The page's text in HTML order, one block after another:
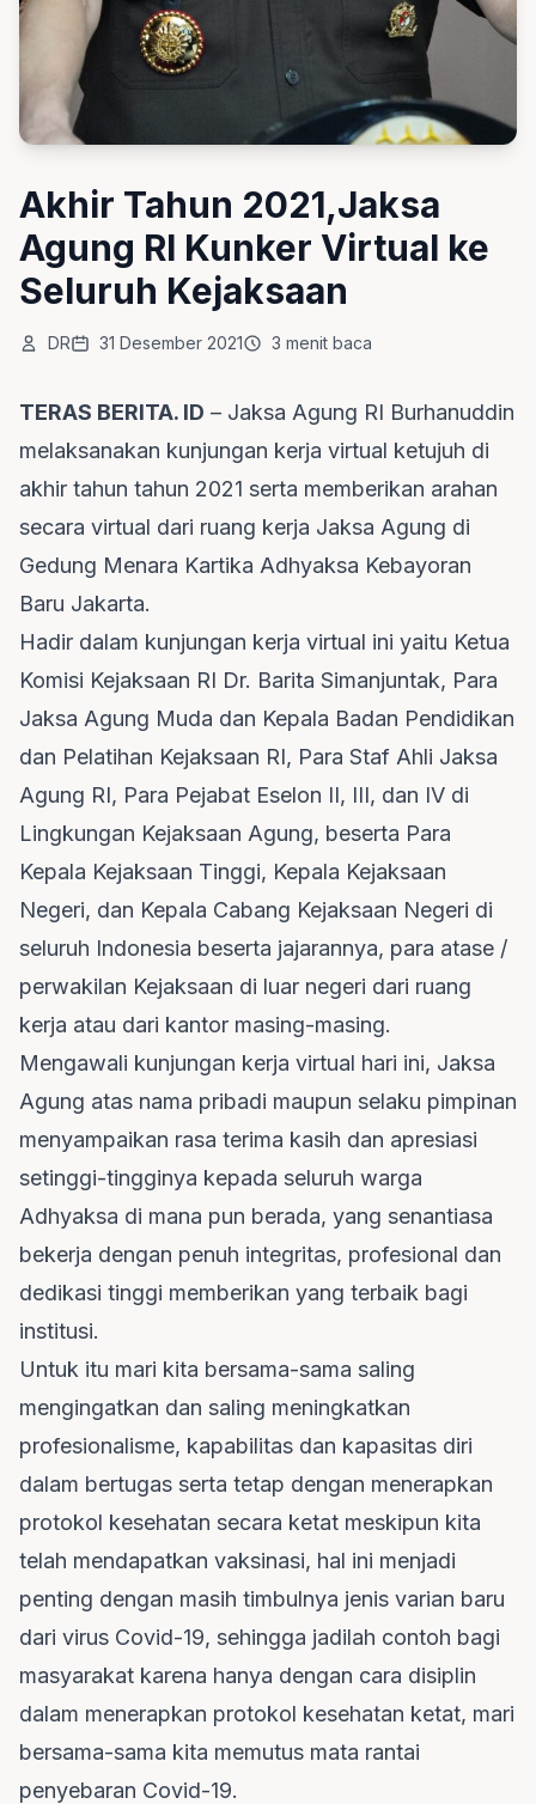
Akhir Tahun 2021,Jaksa
Agung RI Kunker Virtual ke
Seluruh Kejaksaan
DR 31 Desember 2021 3 menit baca
TERAS BERITA. ID – Jaksa Agung RI Burhanuddin
melaksanakan kunjungan kerja virtual ketujuh di
akhir tahun tahun 2021 serta memberikan arahan
secara virtual dari ruang kerja Jaksa Agung di
Gedung Menara Kartika Adhyaksa Kebayoran
Baru Jakarta.
Hadir dalam kunjungan kerja virtual ini yaitu Ketua
Komisi Kejaksaan RI Dr. Barita Simanjuntak, Para
Jaksa Agung Muda dan Kepala Badan Pendidikan
dan Pelatihan Kejaksaan RI, Para Staf Ahli Jaksa
Agung RI, Para Pejabat Eselon II, III, dan IV di
Lingkungan Kejaksaan Agung, beserta Para
Kepala Kejaksaan Tinggi, Kepala Kejaksaan
Negeri, dan Kepala Cabang Kejaksaan Negeri di
seluruh Indonesia beserta jajarannya, para atase /
perwakilan Kejaksaan di luar negeri dari ruang
kerja atau dari kantor masing-masing.
Mengawali kunjungan kerja virtual hari ini, Jaksa
Agung atas nama pribadi maupun selaku pimpinan
menyampaikan rasa terima kasih dan apresiasi
setinggi-tingginya kepada seluruh warga
Adhyaksa di mana pun berada, yang senantiasa
bekerja dengan penuh integritas, profesional dan
dedikasi tinggi memberikan yang terbaik bagi
institusi.
Untuk itu mari kita bersama-sama saling
mengingatkan dan saling meningkatkan
profesionalisme, kapabilitas dan kapasitas diri
dalam bertugas serta tetap dengan menerapkan
protokol kesehatan secara ketat meskipun kita
telah mendapatkan vaksinasi, hal ini menjadi
penting dengan masih timbulnya jenis varian baru
dari virus Covid-19, sehingga jadilah contoh bagi
masyarakat karena hanya dengan cara disiplin
dalam menerapkan protokol kesehatan ketat, mari
bersama-sama kita memutus mata rantai
penyebaran Covid-19.